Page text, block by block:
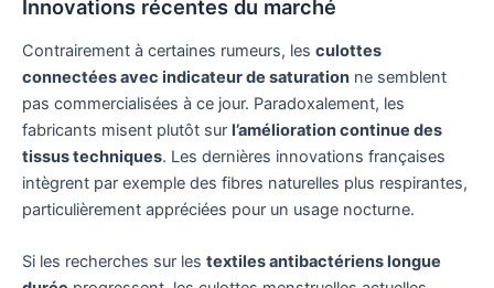
Innovations récentes du marché
Contrairement à certaines rumeurs, les culottes
connectées avec indicateur de saturation ne semblent
pas commercialisées à ce jour. Paradoxalement, les
fabricants misent plutôt sur l’amélioration continue des
tissus techniques. Les dernières innovations françaises
intègrent par exemple des fibres naturelles plus respirantes,
particulièrement appréciées pour un usage nocturne.
Si les recherches sur les textiles antibactériens longue